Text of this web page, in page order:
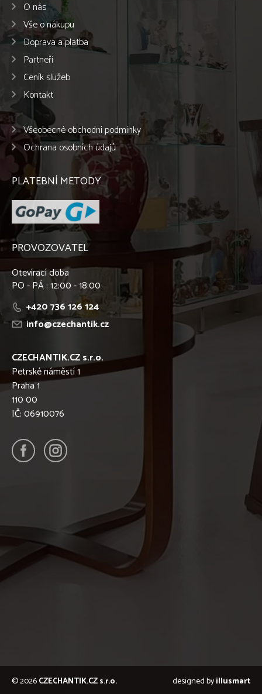
O nás
Vše o nákupu
Doprava a platba
Partneři
Ceník služeb
Kontakt
Všeobecné obchodní podmínky
Ochrana osobních údajů
PLATEBNÍ METODY
PROVOZOVATEL
Otevírací doba
PO - PÁ : 12:00 - 18:00
+420 736 126 124
info@czechantik.cz
CZECHANTIK.CZ s.r.o.
Petrské náměstí 1
Praha 1
110 00
IČ: 06910076
© 2026CZECHANTIK.CZ s.r.o. designed byillusmart